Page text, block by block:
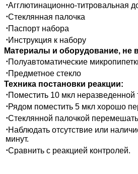
⋅Агглютинационно-титровальная
⋅Стеклянная палочка
⋅Паспорт набора
⋅Инструкция к набору
Материалы и оборудование, не
⋅Полуавтоматические
⋅Предметное стекло
Техника постановки реакции:
⋅Поместить 10 мкл неразведенной
⋅Рядом поместить 5 мкл хорошо
⋅Стеклянной палочкой
⋅Наблюдать отсутствие или
минут.
⋅Сравнить с реакцией контролей.